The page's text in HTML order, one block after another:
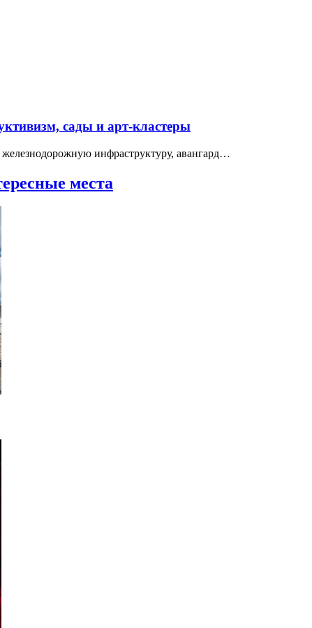
сады и арт-кластеры
инфраструктуру, авангард…
места